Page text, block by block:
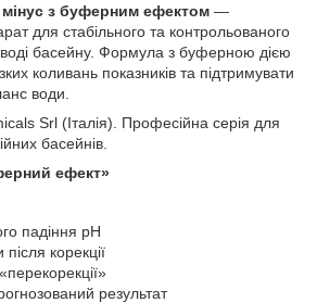
мінус з буферним ефектом —
для стабільного та контрольованого
басейну. Формула з буферною дією
коливань показників та підтримувати
води.
Srl (Італія). Професійна серія для
басейнів.
ефект»
падіння pH
після корекції
результат